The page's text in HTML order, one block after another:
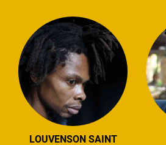
LOUVENSON SAINT